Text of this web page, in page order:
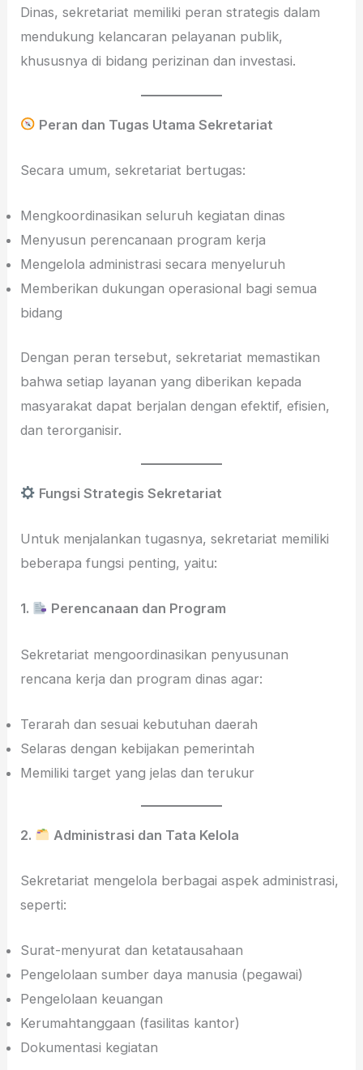
Dinas, sekretariat memiliki peran strategis dalam
mendukung kelancaran pelayanan publik,
khususnya di bidang perizinan dan investasi.
Peran dan Tugas Utama Sekretariat
Secara umum, sekretariat bertugas:
Mengkoordinasikan seluruh kegiatan dinas
Menyusun perencanaan program kerja
Mengelola administrasi secara menyeluruh
Memberikan dukungan operasional bagi semua
bidang
Dengan peran tersebut, sekretariat memastikan
bahwa setiap layanan yang diberikan kepada
masyarakat dapat berjalan dengan efektif, efisien,
dan terorganisir.
Fungsi Strategis Sekretariat
Untuk menjalankan tugasnya, sekretariat memiliki
beberapa fungsi penting, yaitu:
1. Perencanaan dan Program
Sekretariat mengoordinasikan penyusunan
rencana kerja dan program dinas agar:
Terarah dan sesuai kebutuhan daerah
Selaras dengan kebijakan pemerintah
Memiliki target yang jelas dan terukur
2. Administrasi dan Tata Kelola
Sekretariat mengelola berbagai aspek administrasi,
seperti:
Surat-menyurat dan ketatausahaan
Pengelolaan sumber daya manusia (pegawai)
Pengelolaan keuangan
Kerumahtanggaan (fasilitas kantor)
Dokumentasi kegiatan